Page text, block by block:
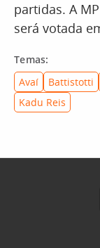
partidas. A
será votada
Temas:
Avaí
Battistotti
Kadu Reis